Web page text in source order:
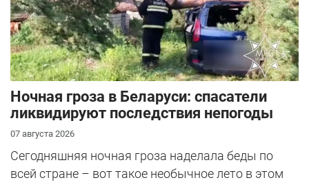
Ночная гроза в Беларуси: спасатели
ликвидируют последствия непогоды
07 августа 2026
Сегодняшняя ночная гроза наделала беды по
всей стране – вот такое необычное лето в этом